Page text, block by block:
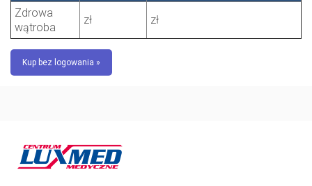
Zdrowa
wątroba
zł zł
Kup bez logowania »